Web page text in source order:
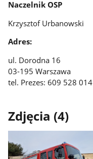
Naczelnik OSP
Krzysztof Urbanowski
Adres:
ul. Dorodna 16
03-195 Warszawa
tel. Prezes: 609 528 014
Zdjęcia (4)